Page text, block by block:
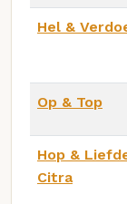
Hel &
Op & Top
Hop &
Citra